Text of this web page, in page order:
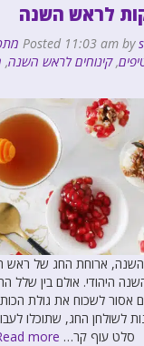
Posted 11:03 am by
,קינוחים לראש השנה,
לראש השנה, ארוחת החג
היהודי. אולם בין שלל
אסור לשכוח את גולת
לשולחן החג, שתוכלו
סלט עוף קר… more »